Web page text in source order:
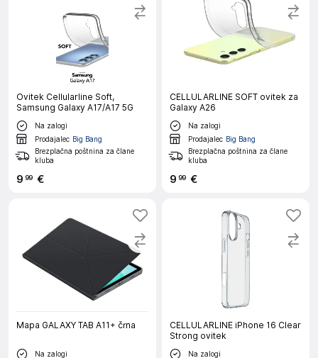
Ovitek Cellularline Soft,
Samsung Galaxy A17/A17 5G
Na zalogi
Prodajalec Big Bang
Brezplačna poštnina za člane
kluba
9 99 €
CELLULARLINE SOFT ovitek za
Galaxy A26
Na zalogi
Prodajalec Big Bang
Brezplačna poštnina za člane
kluba
9 99 €
Mapa GALAXY TAB A11+ črna
Na zalogi
CELLULARLINE iPhone 16 Clear
Strong ovitek
Na zalogi